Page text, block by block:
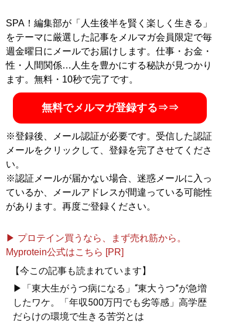
SPA！編集部が「人生後半を賢く楽しく生きる」
をテーマに厳選した記事をメルマガ会員限定で毎
週金曜日にメールでお届けします。仕事・お金・
性・人間関係…人生を豊かにする秘訣が見つかり
ます。無料・10秒で完了です。
無料でメルマガ登録する⇒⇒
※登録後、メール認証が必要です。受信した認証
メールをクリックして、登録を完了させてくださ
い。
※認証メールが届かない場合、迷惑メールに入っ
ているか、メールアドレスが間違っている可能性
があります。再度ご登録ください。
▶ プロテイン買うなら、まず売れ筋から。
Myprotein公式はこちら [PR]
【今この記事も読まれています】
▶「東大生がうつ病になる」“東大うつ”が急増
したワケ。「年収500万円でも劣等感」高学歴
だらけの環境で生きる苦労とは